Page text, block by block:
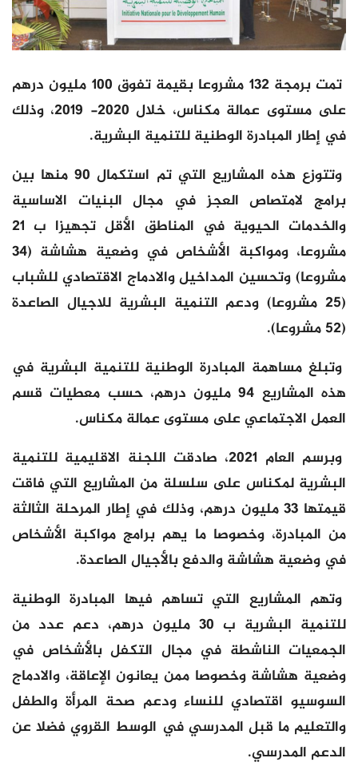
تمت برمجة 132 مشروعا بقيمة تفوق 100 مليون درهم
على مستوى عمالة مكناس، خلال 2020- 2019، وذلك
في إطار المبادرة الوطنية للتنمية البشرية.
وتتوزع هذه المشاريع التي تم استكمال 90 منها بين
برامج لامتصاص العجز في مجال البنيات الاساسية
والخدمات الحيوية في المناطق الأقل تجهيزا ب 21
مشروعا، ومواكبة الأشخاص في وضعية هشاشة (34
مشروعا) وتحسين المداخيل والادماج الاقتصادي للشباب
(25 مشروعا) ودعم التنمية البشرية للاجيال الصاعدة
(52 مشروعا).
وتبلغ مساهمة المبادرة الوطنية للتنمية البشرية في
هذه المشاريع 94 مليون درهم، حسب معطيات قسم
العمل الاجتماعي على مستوى عمالة مكناس.
وبرسم العام 2021، صادقت اللجنة الاقليمية للتنمية
البشرية لمكناس على سلسلة من المشاريع التي فاقت
قيمتها 33 مليون درهم، وذلك في إطار المرحلة الثالثة
من المبادرة، وخصوصا ما يهم برامج مواكبة الأشخاص
في وضعية هشاشة والدفع بالأجيال الصاعدة.
وتهم المشاريع التي تساهم فيها المبادرة الوطنية
للتنمية البشرية ب 30 مليون درهم، دعم عدد من
الجمعيات الناشطة في مجال التكفل بالأشخاص في
وضعية هشاشة وخصوصا ممن يعانون الإعاقة، والادماج
السوسيو اقتصادي للنساء ودعم صحة المرأة والطفل
والتعليم ما قبل المدرسي في الوسط القروي فضلا عن
الدعم المدرسي.